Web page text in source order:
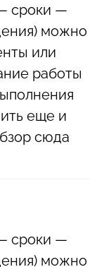
сроки —
можно
или
работы
еще и
сюда
сроки —
можно